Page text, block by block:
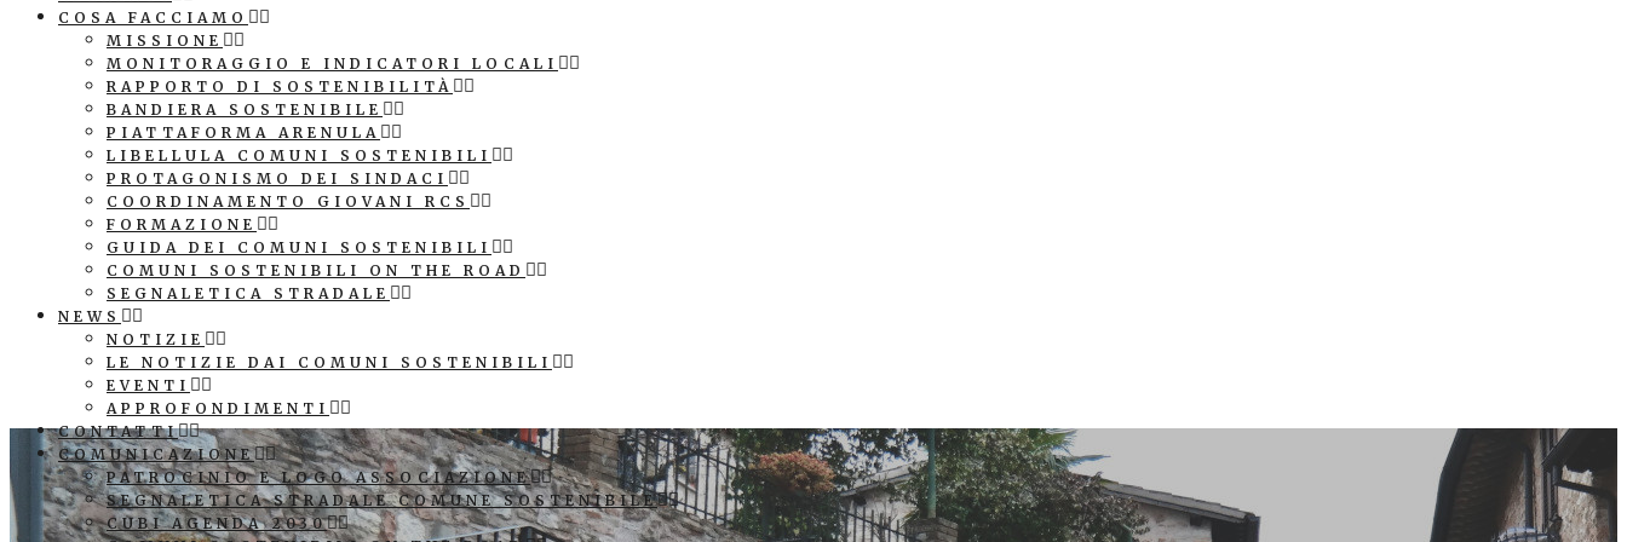
COSA FACCIAMO
MISSIONE
MONITORAGGIO E INDICATORI LOCALI
RAPPORTO DI SOSTENIBILITÀ
BANDIERA SOSTENIBILE
PIATTAFORMA ARENULA
LIBELLULA COMUNI SOSTENIBILI
PROTAGONISMO DEI SINDACI
COORDINAMENTO GIOVANI RCS
FORMAZIONE
GUIDA DEI COMUNI SOSTENIBILI
COMUNI SOSTENIBILI ON THE ROAD
SEGNALETICA STRADALE
NEWS
NOTIZIE
LE NOTIZIE DAI COMUNI SOSTENIBILI
EVENTI
APPROFONDIMENTI
CONTATTI
COMUNICAZIONE
PATROCINIO E LOGO ASSOCIAZIONE
SEGNALETICA STRADALE COMUNE SOSTENIBILE
CUBI AGENDA 2030